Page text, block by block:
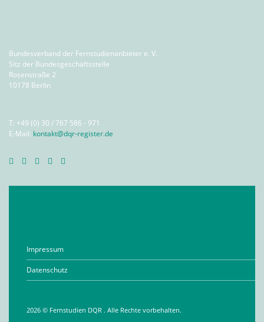
Bundesverband der Fernstudienanbieter e. V.
Sitz der Bundesgeschäftsstelle
Rosenstraße 2
10178 Berlin
T: +49 (0) 30 / 767 586 - 971
E-Mail: kontakt@dqr-register.de
Impressum
Datenschutz
2026 © Fernstudien DQR . Alle Rechte vorbehalten.